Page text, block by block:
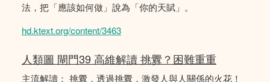
法，把「應該如何做」說為「你的天賦」。
hd.ktext.org/content/3463
人類圖 閘門39 高維解讀 挑釁？困難重重
主流解讀： 挑釁，透過挑釁，激發人與人關係的火花！